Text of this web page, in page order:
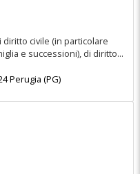
civile (in particolare
e successioni), di diritto...
Perugia (PG)